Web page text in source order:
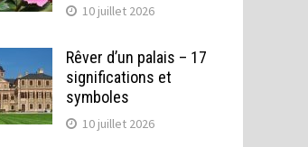
10 juillet 2026
Rêver d’un palais – 17
significations et
symboles
10 juillet 2026